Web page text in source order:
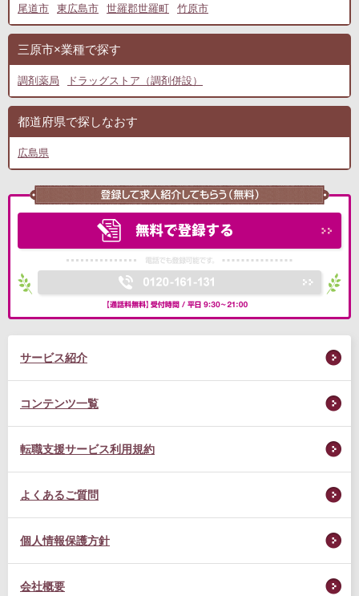
尾道市 東広島市 世羅郡世羅町 竹原市
三原市×業種で探す
調剤薬局 ドラッグストア（調剤併設）
都道府県で探しなおす
広島県
サービス紹介
コンテンツ一覧
転職支援サービス利用規約
よくあるご質問
個人情報保護方針
会社概要